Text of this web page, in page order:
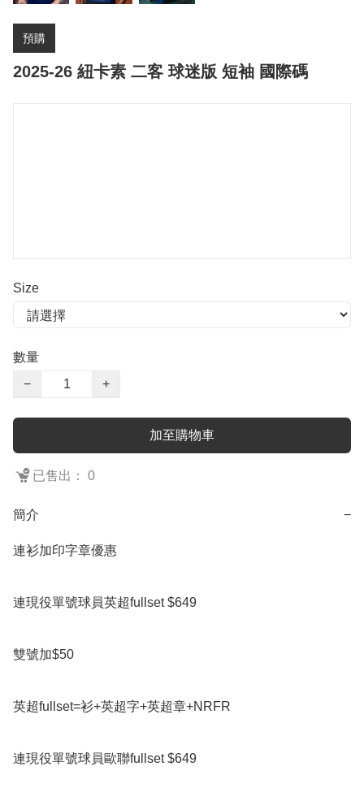
預購
2025-26 紐卡素 二客 球迷版 短袖 國際碼
Size
數量
−
+
加至購物車
已售出： 0
簡介 −
連衫加印字章優惠
連現役單號球員英超fullset $649
雙號加$50
英超fullset=衫+英超字+英超章+NRFR
連現役單號球員歐聯fullset $649